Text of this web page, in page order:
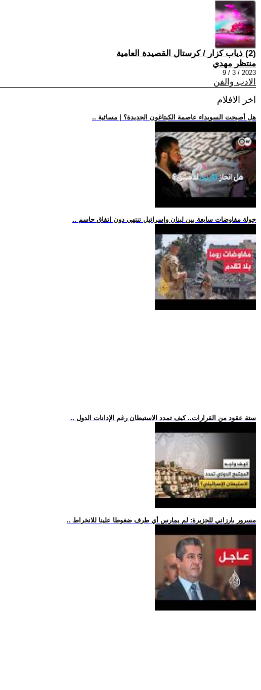
(2) ذياب كزار / كرستال القصيدة العامية
منتظر مهدي
2023 / 3 / 9
الادب والفن
اخر الافلام
.. هل أصبحت السويداء عاصمة الكبتاغون الجديدة؟ | مسائية
.. جولة مفاوضات سابعة بين لبنان وإسرائيل تنتهي دون اتفاق حاسم
.. ستة عقود من القرارات.. كيف تمدد الاستيطان رغم الإدانات الدول
.. مسرور بارزاني للجزيرة: لم يمارس أي طرف ضغوطا علينا للانخراط